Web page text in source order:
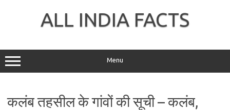
ALL INDIA FACTS
Menu
कलंब तहसील के गांवों की सूची – कलंब,